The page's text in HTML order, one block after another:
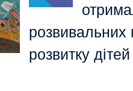
розвивальних
розвитку дітей